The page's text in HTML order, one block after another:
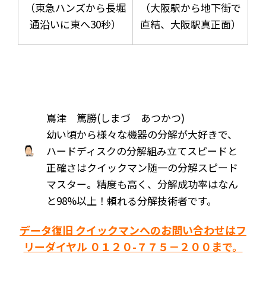
（東急ハンズから長堀
通沿いに東へ30秒）
（大阪駅から地下街で
直結、大阪駅真正面）
嶌津 篤勝(しまづ あつかつ)
幼い頃から様々な機器の分解が大好きで、
ハードディスクの分解組み立てスピードと
正確さはクイックマン随一の分解スピード
マスター。精度も高く、分解成功率はなん
と98%以上！頼れる分解技術者です。
データ復旧 クイックマンへのお問い合わせはフ
リーダイヤル ０１２０-７７５－２００まで。